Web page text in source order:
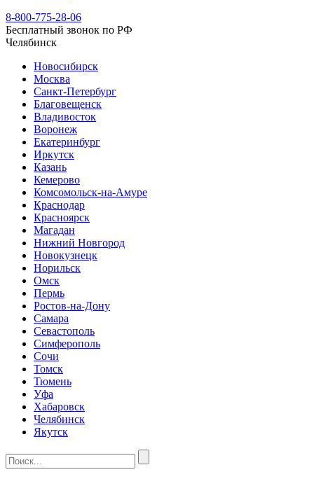
8-800-775-28-06
Бесплатный звонок по РФ
Челябинск
Новосибирск
Москва
Санкт-Петербург
Благовещенск
Владивосток
Воронеж
Екатеринбург
Иркутск
Казань
Кемерово
Комсомольск-на-Амуре
Краснодар
Красноярск
Магадан
Нижний Новгород
Новокузнецк
Норильск
Омск
Пермь
Ростов-на-Дону
Самара
Севастополь
Симферополь
Сочи
Томск
Тюмень
Уфа
Хабаровск
Челябинск
Якутск